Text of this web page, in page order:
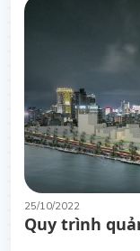
25/10/2022
Quy trình